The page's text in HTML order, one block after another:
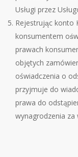
Usługi przez
Rejestrując konto
konsumentem
prawach
objętych zamó
oświadczenia o
przyjmuje do
prawa do
wynagrodzenia za